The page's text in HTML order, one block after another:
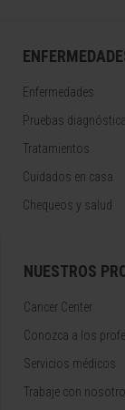
Enfermedades
Pruebas
Tratamientos
Cuidados en casa
Chequeos y salud
NUESTROS
Cancer Center
Conozca a los
Servicios médicos
Trabaje con